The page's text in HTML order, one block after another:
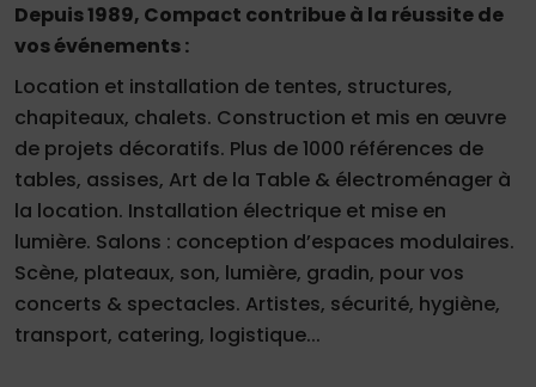
Depuis 1989, Compact contribue à la réussite de
vos événements :
Location et installation de tentes, structures,
chapiteaux, chalets. Construction et mis en œuvre
de projets décoratifs. Plus de 1000 références de
tables, assises, Art de la Table & électroménager à
la location. Installation électrique et mise en
lumière. Salons : conception d’espaces modulaires.
Scène, plateaux, son, lumière, gradin, pour vos
concerts & spectacles. Artistes, sécurité, hygiène,
transport, catering, logistique...